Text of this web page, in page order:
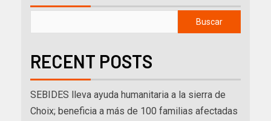
Buscar
RECENT POSTS
SEBIDES lleva ayuda humanitaria a la sierra de
Choix; beneficia a más de 100 familias afectadas